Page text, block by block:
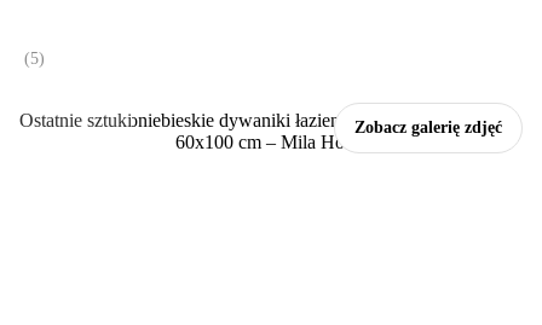
Zobacz galerię zdjęć
Ostatnie sztuki
(5)